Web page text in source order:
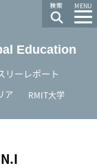
MENU
Education
リーレポート
ア
RMIT大学